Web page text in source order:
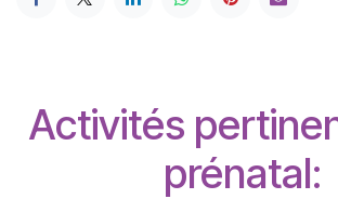
Activités
prénatal: